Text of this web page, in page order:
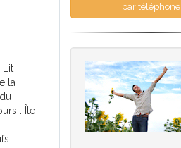
Lit
la
: Île
par téléphone